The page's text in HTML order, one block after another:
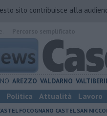
sito contribuisce alla
AREZZO VALDARNO
Politica Attualità Lavoro
FOCOGNANO CASTEL SAN